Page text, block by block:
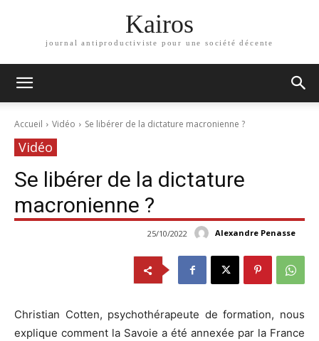
Kairos
journal antiproductiviste pour une société décente
Accueil Vidéo Se libérer de la dictature macronienne ?
Vidéo
Se libérer de la dictature
macronienne ?
Alexandre Penasse
25/10/2022
Christian Cotten, psychothérapeute de formation, nous
explique comment la Savoie a été annexée par la France